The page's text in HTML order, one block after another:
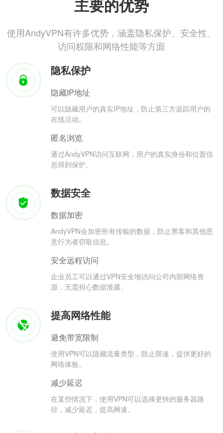
主要的优势
使用AndyVPN有许多优势，涵盖隐私保护、安全性、
访问权限和网络性能等方面
隐私保护
隐藏IP地址
可以隐藏用户的真实IP地址，防止第三方追踪用户的
在线活动。
匿名浏览
通过AndyVPN访问互联网，用户的真实身份和位置信
息得到保护。
数据安全
数据加密
AndyVPN会加密所有传输的数据，防止黑客和其他恶
意行为者窃取信息。
安全远程访问
企业员工可以通过VPN安全地访问公司内部网络资
源，无需担心数据泄露。
提高网络性能
避免带宽限制
使用VPN可以隐藏流量类型，防止限速，提供更好的
网络体验。
减少延迟
在某些情况下，使用VPN可以选择更快的服务器路
径，减少延迟，提高网速。